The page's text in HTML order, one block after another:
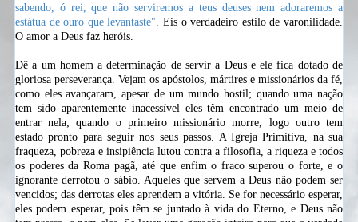
sabendo, ó rei, que não serviremos a teus deuses nem adoraremos a
estátua de ouro que levantaste". Eis o verdadeiro estilo de varonilidade.
O amor a Deus faz heróis.
Dê a um homem a determinação de servir a Deus e ele fica dotado de
gloriosa perseverança. Vejam os apóstolos, mártires e missionários da fé,
como eles avançaram, apesar de um mundo hostil; quando uma nação
tem sido aparentemente inacessível eles têm encontrado um meio de
entrar nela; quando o primeiro missionário morre, logo outro tem
estado pronto para seguir nos seus passos. A Igreja Primitiva, na sua
fraqueza, pobreza e insipiência lutou contra a filosofia, a riqueza e todos
os poderesda Romapagã, até que enfim o fraco superou o forte, e o
ignorante derrotou o sábio. Aqueles que servem a Deus não podem ser
vencidos; das derrotas eles aprendem a vitória. Se for necessário esperar,
eles podem esperar, pois têm se juntado à vida do Eterno, e Deus não